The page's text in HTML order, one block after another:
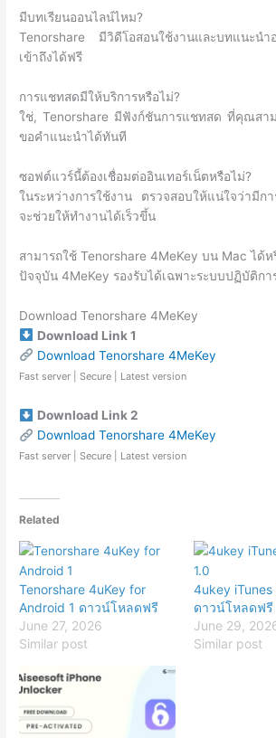
มีบทเรียนออนไลน์ไหม?
Tenorshare มีวิดีโอสอนใช้งานและบทแนะนำ
เข้าถึงได้ฟรี
การแชทสดมีให้บริการหรือไม่?
ใช่, Tenorshare มีฟังก์ชันการแชทสด ที่คุณสา
ขอคำแนะนำได้ทันที
ซอฟต์แวร์นี้ต้องเชื่อมต่ออินเทอร์เน็ตหรือไม่?
ในระหว่างการใช้งาน ตรวจสอบให้แน่ใจว่ามีกา
จะช่วยให้ทำงานได้เร็วขึ้น
สามารถใช้ Tenorshare 4MeKey บน Mac ได้ห
ปัจจุบัน 4MeKey รองรับได้เฉพาะระบบปฏิบัติกา
Download Tenorshare 4MeKey
Download Link 1
Download Tenorshare 4MeKey
Fast server | Secure | Latest version
Download Link 2
Download Tenorshare 4MeKey
Fast server | Secure | Latest version
Related
Tenorshare 4uKey for
Android 1 ดาวน์โหลดฟรี
June 27, 2026
Similar post
4ukey iTunes
ดาวน์โหลดฟรี
June 29,
Similar post